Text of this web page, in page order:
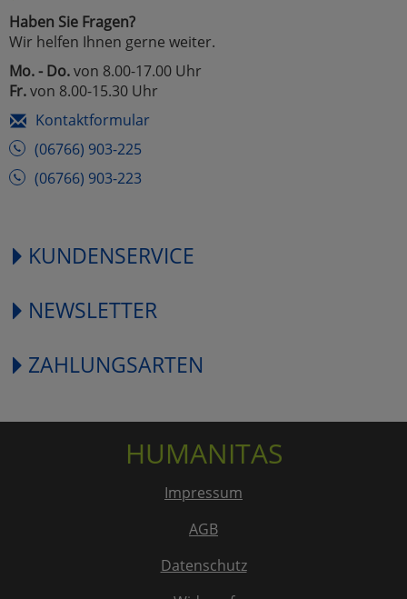
Haben Sie Fragen?
Wir helfen Ihnen gerne weiter.
Mo. - Do.von 8.00-17.00 Uhr
Fr.von 8.00-15.30 Uhr
Kontaktformular
(06766) 903-225
(06766) 903-223
KUNDENSERVICE
NEWSLETTER
ZAHLUNGSARTEN
HUMANITAS
Impressum
AGB
Datenschutz